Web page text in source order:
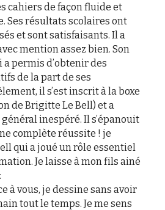
cahiers de façon fluide et
Ses résultats scolaires ont
et sont satisfaisants. Il a
mention assez bien. Son
permis d’obtenir des
de la part de ses
il s’est inscrit à la boxe
de Brigitte Le Bell) et a
inespéré. Il s’épanouit
complète réussite ! je
qui a joué un rôle essentiel
Je laisse à mon fils ainé
à vous, je dessine sans avoir
tout le temps. Je me sens